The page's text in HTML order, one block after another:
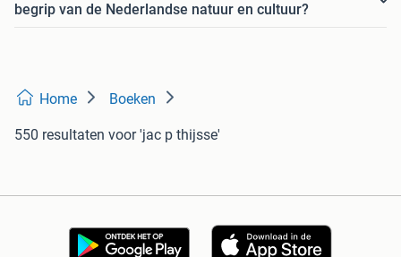
begrip van de Nederlandse natuur en cultuur?
Home Boeken
550 resultaten voor 'jac p thijsse'